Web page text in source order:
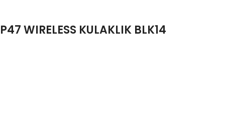
P47 WIRELESS KULAKLIK BLK14